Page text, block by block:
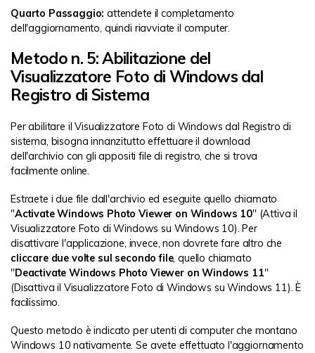
Quarto Passaggio: attendete il completamento
dell'aggiornamento, quindi riavviate il computer.
Metodo n. 5: Abilitazione del
Visualizzatore Foto di Windows dal
Registro di Sistema
Per abilitare il Visualizzatore Foto di Windows dal Registro di
sistema, bisogna innanzitutto effettuare il download
dell'archivio con gli appositi file di registro, che si trova
facilmente online.
Estraete i due file dall'archivio ed eseguite quello chiamato
"Activate Windows Photo Viewer on Windows 10" (Attiva il
Visualizzatore Foto di Windows su Windows 10). Per
disattivare l'applicazione, invece, non dovrete fare altro che
cliccare due volte sul secondo file, quello chiamato
"Deactivate Windows Photo Viewer on Windows 11"
(Disattiva il Visualizzatore Foto di Windows su Windows 11). È
facilissimo.
Questo metodo è indicato per utenti di computer che montano
Windows 10 nativamente. Se avete effettuato l'aggiornamento